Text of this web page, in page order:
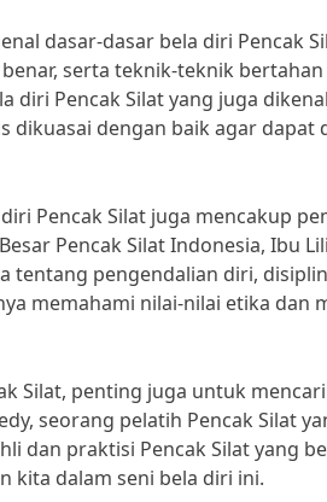
dasar-dasar bela diri Pencak
serta teknik-teknik
diri Pencak Silat yang juga
dikuasai dengan baik agar
Pencak Silat juga mencakup
Pencak Silat Indonesia, Ibu
tentang pengendalian diri,
memahami nilai-nilai etika dan
Silat, penting juga untuk
seorang pelatih Pencak Silat
dan praktisi Pencak Silat yang
kita dalam seni bela diri ini.